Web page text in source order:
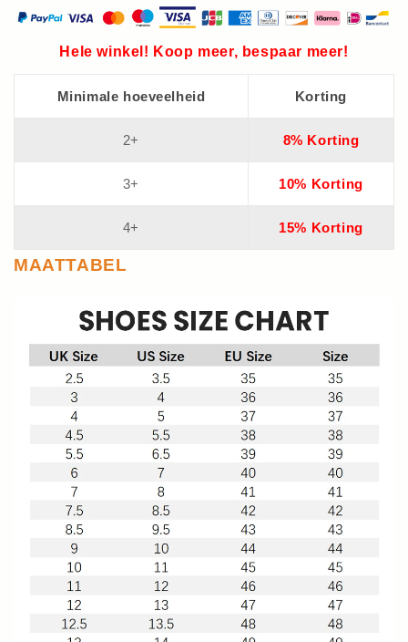
Hele winkel! Koop meer, bespaar meer!
Minimale hoeveelheid Korting
2+ 8% Korting
3+ 10% Korting
4+ 15% Korting
MAATTABEL